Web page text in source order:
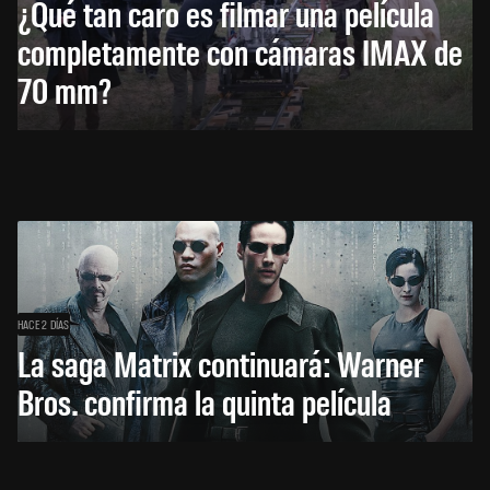
¿Qué tan caro es filmar una película
completamente con cámaras IMAX de
70 mm?
HACE 2 DÍAS
La saga Matrix continuará: Warner
Bros. confirma la quinta película